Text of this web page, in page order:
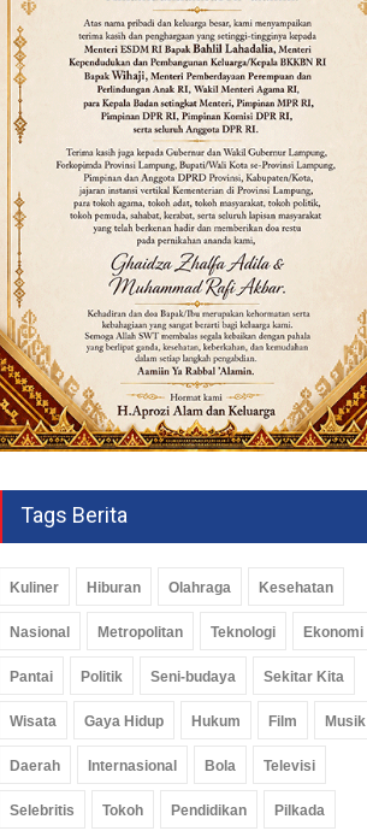
Tags Berita
Kuliner Hiburan Olahraga Kesehatan
Nasional Metropolitan Teknologi Ekonomi
Pantai Politik Seni-budaya Sekitar Kita
Wisata Gaya Hidup Hukum Film Musik
Daerah Internasional Bola Televisi
Selebritis Tokoh Pendidikan Pilkada